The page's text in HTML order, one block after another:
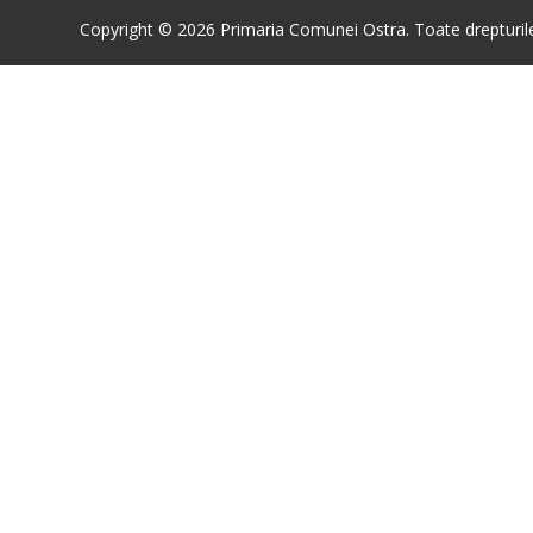
Copyright © 2026 Primaria Comunei Ostra. Toate